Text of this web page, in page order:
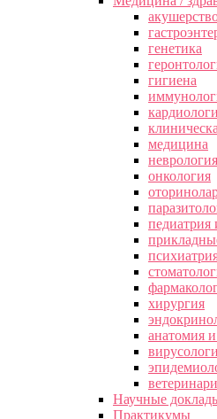
генетика
гигиена
медицина
неврология
онкология
педиатрия
хирургия
анатомия
Научные
Практикумы